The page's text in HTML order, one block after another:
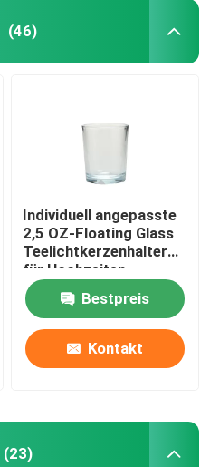
(46)
Individuell angepasste
2,5 OZ-Floating Glass
Teelichtkerzenhalter
für Hochzeiten
Bestpreis
Kontakt
(23)